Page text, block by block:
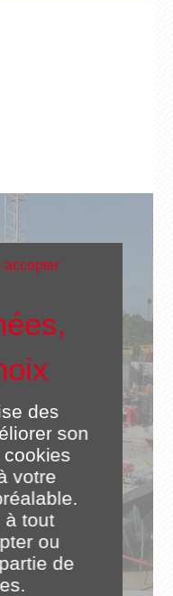
des
son
votre
à tout
ou
de
accepter